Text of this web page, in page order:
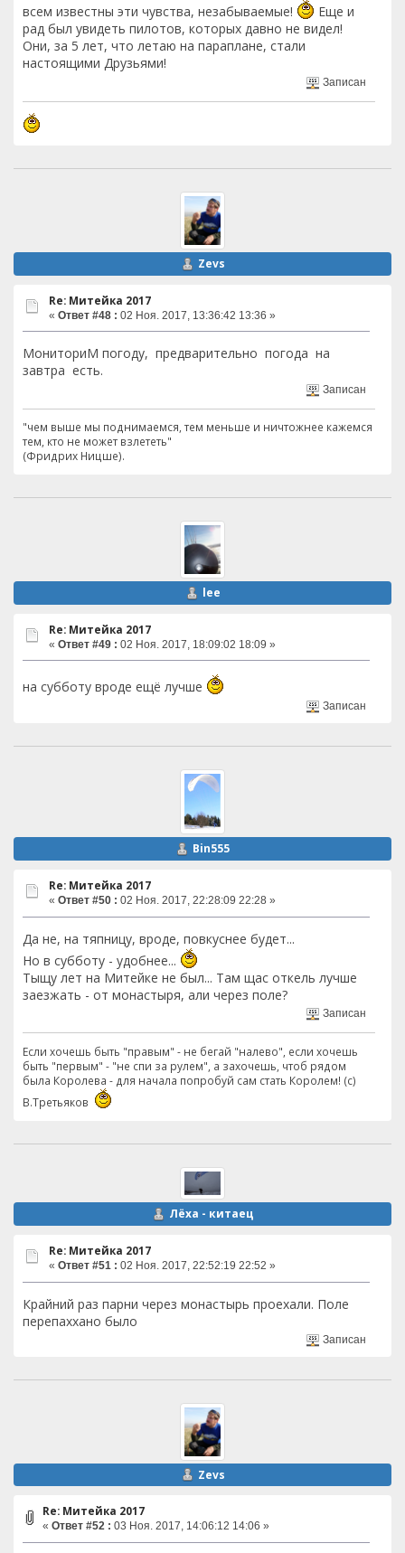
всем известны эти чувства, незабываемые!
Еще и
рад был увидеть пилотов, которых давно не видел!
Они, за 5 лет, что летаю на параплане, стали
настоящими Друзьями!
Записан
Zevs
Re: Митейка 2017
« Ответ #48 : 02 Ноя. 2017, 13:36:42 13:36 »
МониториМ погоду, предварительно погода на
завтра есть.
Записан
"чем выше мы поднимаемся, тем меньше и ничтожнее кажемся
тем, кто не может взлететь"
(Фридрих Ницше).
lee
Re: Митейка 2017
« Ответ #49 : 02 Ноя. 2017, 18:09:02 18:09 »
на субботу вроде ещё лучше
Записан
Bin555
Re: Митейка 2017
« Ответ #50 : 02 Ноя. 2017, 22:28:09 22:28 »
Да не, на тяпницу, вроде, повкуснее будет...
Но в субботу - удобнее...
Тыщу лет на Митейке не был... Там щас откель лучше
заезжать - от монастыря, али через поле?
Записан
Если хочешь быть "правым" - не бегай "налево", если хочешь
быть "первым" - "не спи за рулем", а захочешь, чтоб рядом
была Королева - для начала попробуй сам стать Королем! (с)
В.Третьяков
Лёха - китаец
Re: Митейка 2017
« Ответ #51 : 02 Ноя. 2017, 22:52:19 22:52 »
Крайний раз парни через монастырь проехали. Поле
перепаххано было
Записан
Zevs
Re: Митейка 2017
« Ответ #52 : 03 Ноя. 2017, 14:06:12 14:06 »